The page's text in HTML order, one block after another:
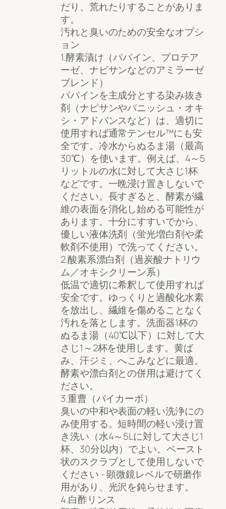
だり、荒れたりすることがありま
す。
汚れと臭いのための安全なオプシ
ョン
1.酵素漬け（パパイン、プロテア
ーゼ、ナピサンなどのアミラーゼ
ブレンド）
パパインを主成分とする染み抜き
剤（ナピサンやバニッシュ・オキ
シ・アドバンスなど）は、適切に
使用すれば通常テンセル™にも安
全です。冷水からぬるま湯（最高
30℃）を使います。例えば、4～5
リットルの水に対して大さじ1杯
などです。一晩浸け置きしないで
ください。長すぎると、酵素が繊
維の表面を消化し始める可能性が
あります。十分にすすいでから、
優しい液体洗剤（蛍光増白剤や柔
軟剤不使用）で洗ってください。
2.酸素系漂白剤（過炭酸ナトリウ
ム／オキシクリーン系）
低温で適切に希釈して使用すれば
安全です。ゆっくりと過酸化水素
を放出し、繊維を傷めることなく
汚れを落とします。洗面器1杯の
ぬるま湯（40℃以下）に対して大
さじ1～2杯を使用します。黄ば
み、汗ジミ、へこみなどに最適。
酵素や漂白剤との併用は避けてく
ださい。
3.重曹（バイカーボ）
臭いの中和や表面の軽い洗浄にの
み使用する。短時間の軽い浸け置
き洗い（水4～5Lに対して大さじ1
杯、30分以内）でよい。ペースト
状のスクラブとして使用しないで
ください - 顕微鏡レベルで研磨作
用があり、光沢を鈍らせます。
4.白酢リンス